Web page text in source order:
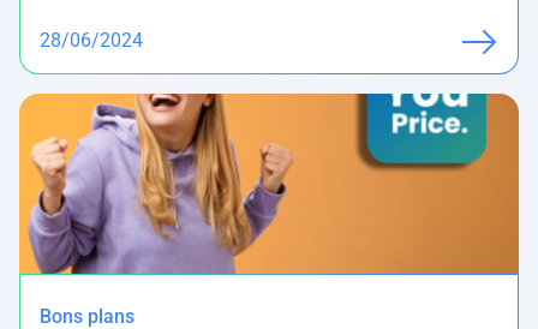
28/06/2024
Bons plans